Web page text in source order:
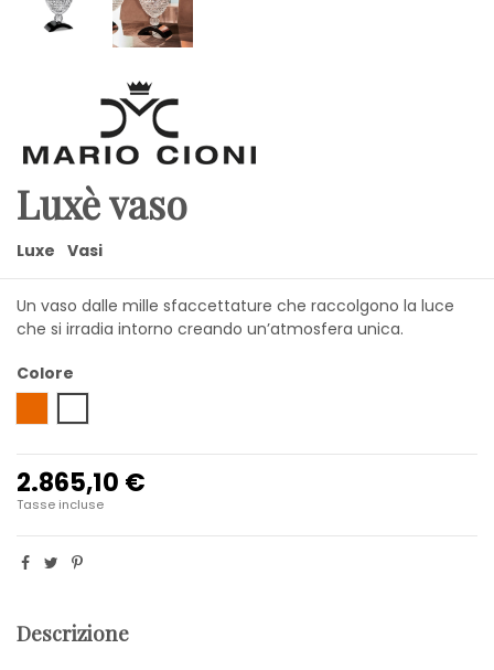
Luxè vaso
Luxe Vasi
Un vaso dalle mille sfaccettature che raccolgono la luce
che si irradia intorno creando un’atmosfera unica.
Colore
2.865,10 €
Tasse incluse
Descrizione